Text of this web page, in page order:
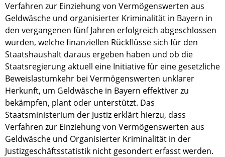
Verfahren zur Einziehung von Vermögenswerten aus
Geldwäsche und organisierter Kriminalität in Bayern in
den vergangenen fünf Jahren erfolgreich abgeschlossen
wurden, welche finanziellen Rückflüsse sich für den
Staatshaushalt daraus ergeben haben und ob die
Staatsregierung aktuell eine Initiative für eine gesetzliche
Beweislastumkehr bei Vermögenswerten unklarer
Herkunft, um Geldwäsche in Bayern effektiver zu
bekämpfen, plant oder unterstützt. Das
Staatsministerium der Justiz erklärt hierzu, dass
Verfahren zur Einziehung von Vermögenswerten aus
Geldwäsche und Organisierter Kriminalität in der
Justizgeschäftsstatistik nicht gesondert erfasst werden.